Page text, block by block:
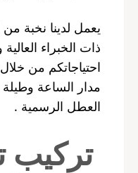
يعمل لدينا نخبة
ذات الخبراء العالية
احتياجاتكم من
مدار الساعة
العطل الرسمية .
تركيب